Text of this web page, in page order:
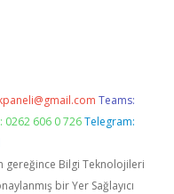
Teams:
0262 606 0 726 Telegram:
gereğince Bilgi Teknolojileri
bir Yer Sağlayıcı